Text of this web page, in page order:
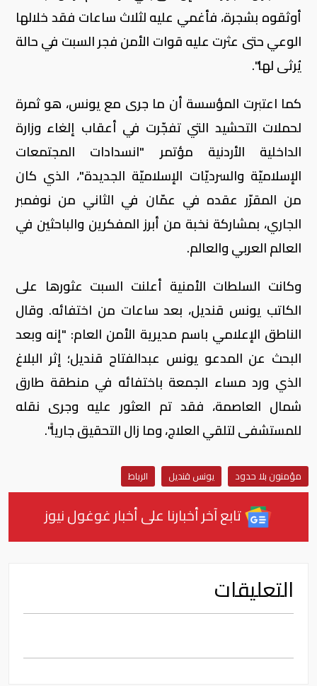
أوثقوه بشجرة، فأغمي عليه لثلاث ساعات فقد خلالها
الوعي حتى عثرت عليه قوات الأمن فجر السبت في حالة
يُرثى لها".
كما اعتبرت المؤسسة أن ما جرى مع يونس، هو ثمرة
لحملات التحشيد التي تفجّرت في أعقاب إلغاء وزارة
الداخلية الأردنية مؤتمر "انسدادات المجتمعات
الإسلاميّة والسرديّات الإسلاميّة الجديدة"، الذي كان
من المقرّر عقده في عمّان في الثاني من نوفمبر
الجاري، بمشاركة نخبة من أبرز المفكرين والباحثين في
العالم العربي والعالم.
وكانت السلطات الأمنية أعلنت السبت عثورها على
الكاتب يونس قنديل، بعد ساعات من اختفائه. وقال
الناطق الإعلامي باسم مديرية الأمن العام: "إنه وبعد
البحث عن المدعو يونس عبدالفتاح قنديل؛ إثر البلاغ
الذي ورد مساء الجمعة باختفائه في منطقة طارق
شمال العاصمة، فقد تم العثور عليه وجرى نقله
للمستشفى لتلقي العلاج، وما زال التحقيق جارياً".
مؤمنون بلا حدود يونس قنديل الرباط
تابع آخر أخبارنا على أخبار غوغول نيوز
التعليقات